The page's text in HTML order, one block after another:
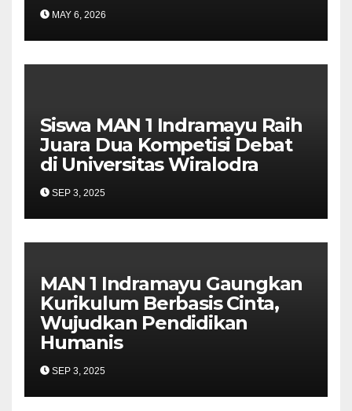
MAY 6, 2026
Siswa MAN 1 Indramayu Raih
Juara Dua Kompetisi Debat
di Universitas Wiralodra
SEP 3, 2025
MAN 1 Indramayu Gaungkan
Kurikulum Berbasis Cinta,
Wujudkan Pendidikan
Humanis
SEP 3, 2025